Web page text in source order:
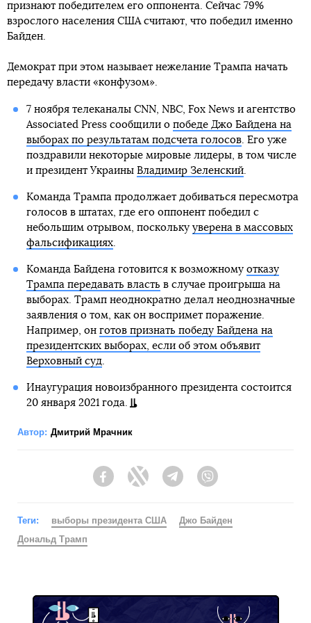
признают победителем его оппонента. Сейчас 79%
взрослого населения США считают, что победил именно
Байден.
Демократ при этом называет нежелание Трампа начать
передачу власти «конфузом».
7 ноября телеканалы CNN, NBC, Fox News и агентство
Associated Press сообщили о победе Джо Байдена на
выборах по результатам подсчета голосов. Его уже
поздравили некоторые мировые лидеры, в том числе
и президент Украины Владимир Зеленский.
Команда Трампа продолжает добиваться пересмотра
голосов в штатах, где его оппонент победил с
небольшим отрывом, поскольку уверена в массовых
фальсификациях.
Команда Байдена готовится к возможному отказу
Трампа передавать власть в случае проигрыша на
выборах. Трамп неоднократно делал неоднозначные
заявления о том, как он воспримет поражение.
Например, он готов признать победу Байдена на
президентских выборах, если об этом объявит
Верховный суд.
Инаугурация новоизбранного президента состоится
20 января 2021 года.
Автор: Дмитрий Мрачник
FacebookTwitter Telegram
Теги: выборы президента США
Джо Байден
Дональд Трамп